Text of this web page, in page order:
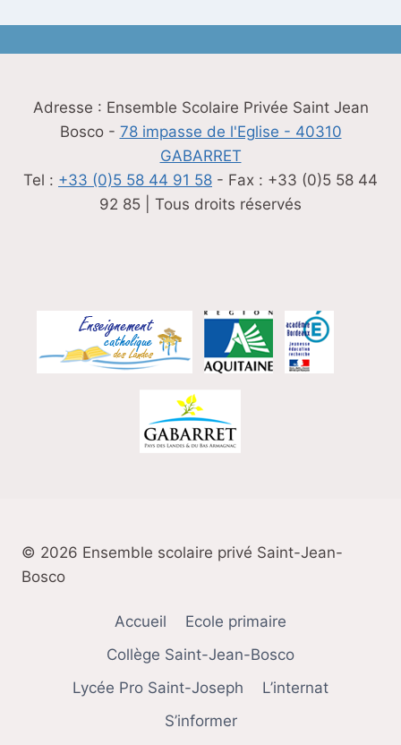
Adresse : Ensemble Scolaire Privée Saint Jean
Bosco - 78 impasse de l'Eglise - 40310
GABARRET
Tel : +33 (0)5 58 44 91 58 - Fax : +33 (0)5 58 44
92 85 | Tous droits réservés
© 2026 Ensemble scolaire privé Saint-Jean-
Bosco
Accueil
Ecole primaire
Collège Saint-Jean-Bosco
Lycée Pro Saint-Joseph
L’internat
S’informer